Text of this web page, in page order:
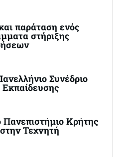
παράταση ενός
στήριξης
Συνέδριο
Εκπαίδευσης
Κρήτης
Τεχνητή